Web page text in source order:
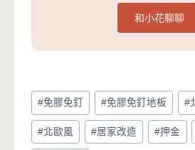
和小花聊聊
Post
Tags:
#免膠免釘 #免膠免釘地板 #
#北歐風 #居家改造 #押金